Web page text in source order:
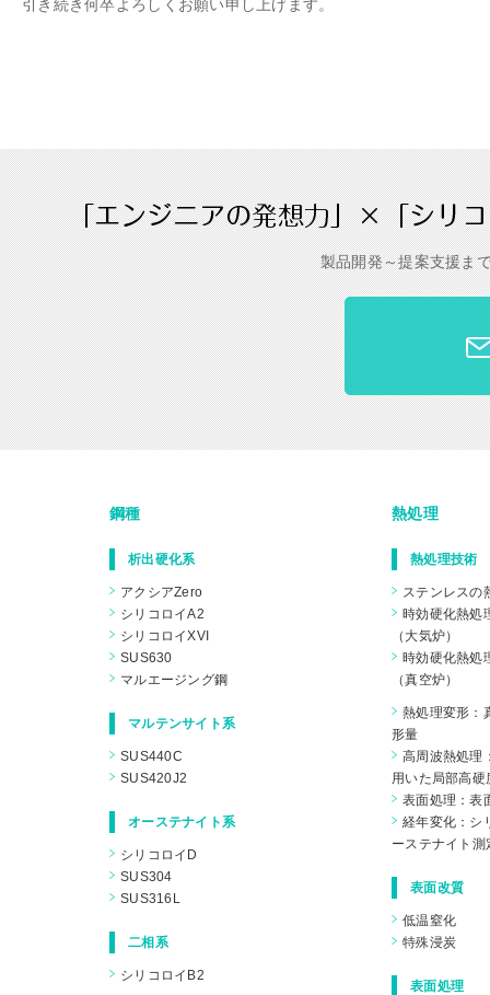
引き続き何卒よろしくお願い申し上げます。
製品開発～提案支援ま
鋼種
析出硬化系
アクシアZero
シリコロイA2
シリコロイXVI
SUS630
マルエージング鋼
マルテンサイト系
SUS440C
SUS420J2
オーステナイト系
シリコロイD
SUS304
SUS316L
二相系
シリコロイB2
熱処理
熱処理技術
ステンレスの
時効硬化熱処
（大気炉）
時効硬化熱処
（真空炉）
熱処理変形：
形量
高周波熱処理
用いた局部高硬
表面処理：表
経年変化：シ
ーステナイト測
表面改質
低温窒化
特殊浸炭
表面処理